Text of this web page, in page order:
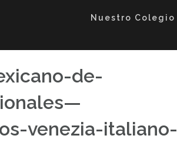
Nuestro Colegio
de-
venezia-italiano-